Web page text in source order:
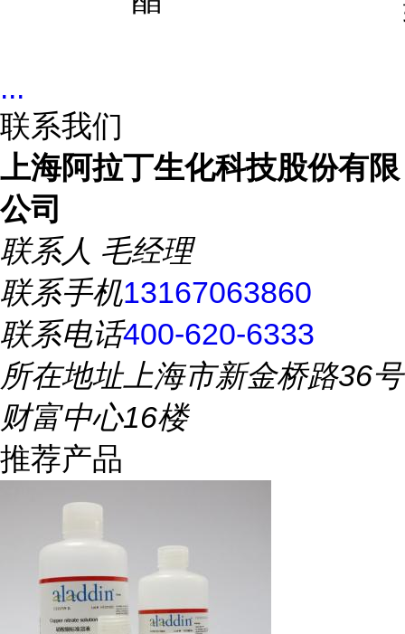
...
联系我们
上海阿拉丁生化科技股份有限
公司
联系人 毛经理
联系手机13167063860
联系电话400-620-6333
所在地址上海市新金桥路36号
财富中心16楼
推荐产品